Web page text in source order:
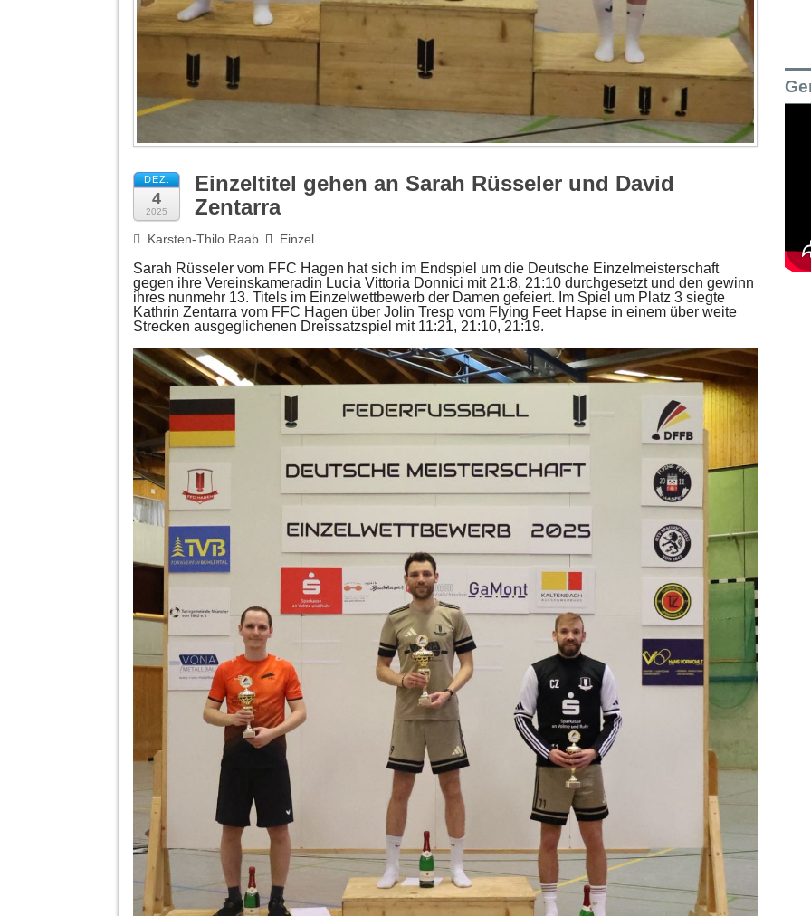
DEZ.
4
2025
Einzeltitel gehen an Sarah Rüsseler und David
Zentarra
Karsten-Thilo Raab Einzel
Sarah Rüsseler vom FFC Hagen hat sich im Endspiel um die Deutsche Einzelmeisterschaft
gegen ihre Vereinskameradin Lucia Vittoria Donnici mit 21:8, 21:10 durchgesetzt und den gewinn
ihres nunmehr 13. Titels im Einzelwettbewerb der Damen gefeiert. Im Spiel um Platz 3 siegte
Kathrin Zentarra vom FFC Hagen über Jolin Tresp vom Flying Feet Hapse in einem über weite
Strecken ausgeglichenen Dreissatzspiel mit 11:21, 21:10, 21:19.